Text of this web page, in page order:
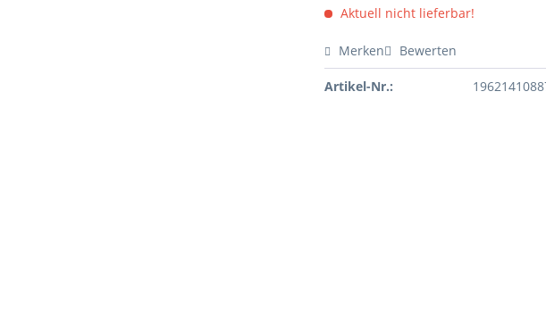
Aktuell nicht lieferbar!
Merken Bewerten
Artikel-Nr.: